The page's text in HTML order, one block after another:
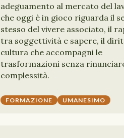
adeguamento al mercato del
che oggi è in gioco riguarda il
stesso del vivere associato, il
tra soggettività e sapere, il
cultura che accompagni le
trasformazioni senza
complessità.
FORMAZIONE UMANESIMO